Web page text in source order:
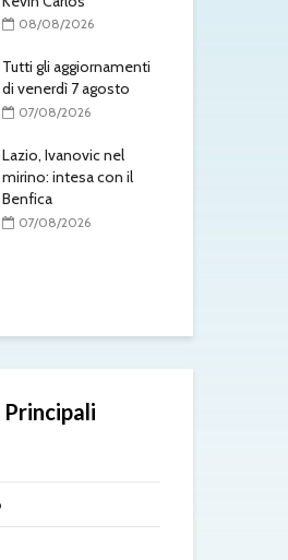
08/08/2026
Tutti gli aggiornamenti
di venerdì 7 agosto
07/08/2026
Lazio, Ivanovic nel
mirino: intesa con il
Benfica
07/08/2026